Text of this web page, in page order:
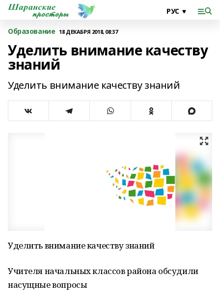
Образование 18 ДЕКАБРЯ 2018, 08:37
Уделить внимание качеству
знаний
Уделить внимание качеству знаний
Уделить внимание качеству знаний
Учителя начальных классов района обсудили
насущные вопросы